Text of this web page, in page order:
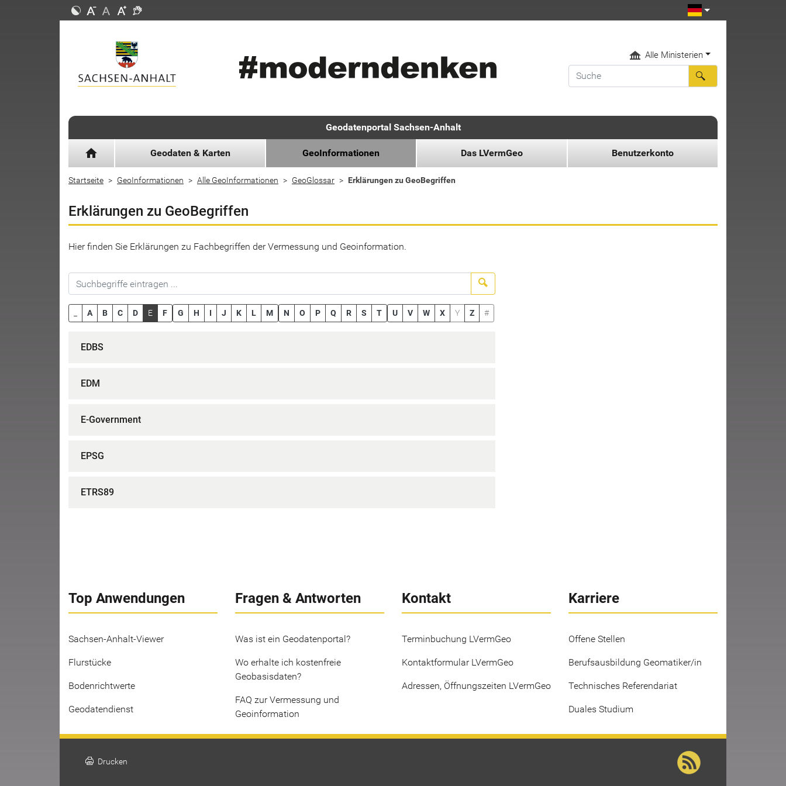
Alle Ministerien
Geodatenportal Sachsen-Anhalt
home Geodaten & Karten GeoInformationen Das LVermGeo Benutzerkonto
Startseite GeoInformationen Alle GeoInformationen GeoGlossar Erklärungen zu GeoBegriffen
Erklärungen zu GeoBegriffen
Hier finden Sie Erklärungen zu Fachbegriffen der Vermessung und Geoinformation.
A B C D E F G H I J K L M N O P Q R S T U V W X Y Z #
EDBS
EDM
E-Government
EPSG
ETRS89
Top Anwendungen
Sachsen-Anhalt-Viewer
Flurstücke
Bodenrichtwerte
Geodatendienst
Fragen & Antworten
Was ist ein Geodatenportal?
Wo erhalte ich kostenfreie
Geobasisdaten?
FAQ zur Vermessung und
Geoinformation
Kontakt
Terminbuchung LVermGeo
Kontaktformular LVermGeo
Adressen, Öffnungszeiten LVermGeo
Karriere
Offene Stellen
Berufsausbildung Geomatiker/in
Technisches Referendariat
Duales Studium
print Drucken